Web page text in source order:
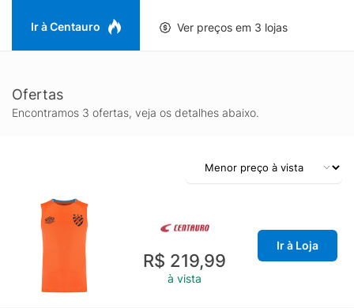
Ir à Centauro Ver preços em 3 lojas
Ofertas
Encontramos 3 ofertas, veja os detalhes abaixo.
R$ 219,99
à vista
Ir à Loja